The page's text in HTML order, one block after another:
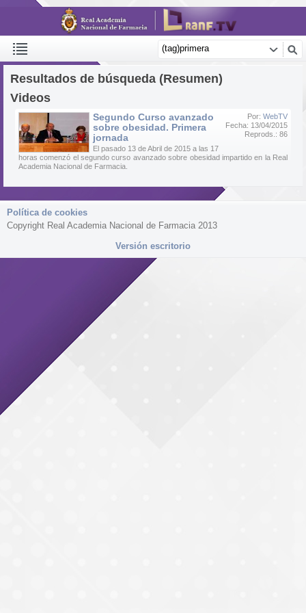
Resultados de búsqueda (Resumen)
Videos
Por: WebTV
Fecha: 13/04/2015
Reprods.: 86
Segundo Curso avanzado
sobre obesidad. Primera
jornada
El pasado 13 de Abril de 2015 a las 17
horas comenzó el segundo curso avanzado sobre obesidad impartido en la Real
Academia Nacional de Farmacia.
Política de cookies
Copyright Real Academia Nacional de Farmacia 2013
Versión escritorio